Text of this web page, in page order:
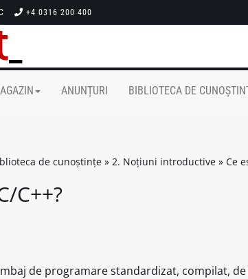
+4 0316 200 400
ANUNȚURI BIBLIOTECA DE
de cunoștințe » 2. Noțiuni introductive » Ce
C++?
de programare standardizat, compilat,